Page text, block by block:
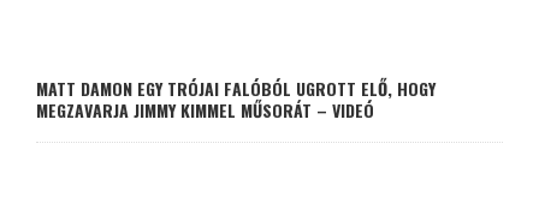
MATT DAMON EGY TRÓJAI FALÓBÓL UGROTT ELŐ, HOGY
MEGZAVARJA JIMMY KIMMEL MŰSORÁT – VIDEÓ